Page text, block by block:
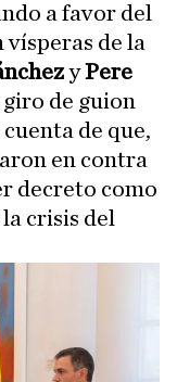
a favor del
de la
yPere
de guion
de que,
en contra
decreto como
crisis del